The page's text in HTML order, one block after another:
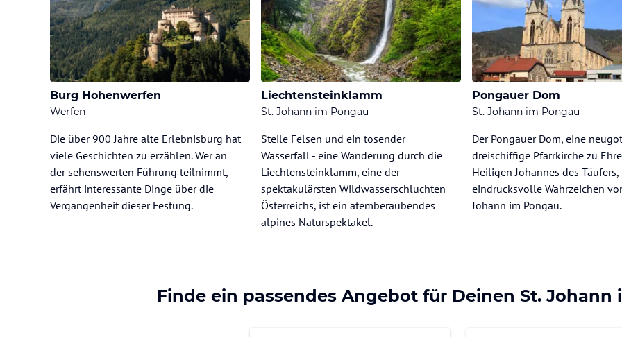
Burg Hohenwerfen
Werfen
Die über 900 Jahre alte Erlebnisburg hat
viele Geschichten zu erzählen. Wer an
der sehenswerten Führung teilnimmt,
erfährt interessante Dinge über die
Vergangenheit dieser Festung.
Liechtensteinklamm
St. Johann im Pongau
Steile Felsen und ein tosender
Wasserfall - eine Wanderung durch die
Liechtensteinklamm, eine der
spektakulärsten Wildwasserschluchten
Österreichs, ist ein atemberaubendes
alpines Naturspektakel.
Pongauer Dom
St. Johann im Pongau
Der Pongauer Dom, eine
dreischiffige Pfarrkirche zu
Heiligen Johannes des Täufers,
eindrucksvolle Wahrzeichen
Johann im Pongau.
Finde ein passendes Angebot für Deinen St. Johann